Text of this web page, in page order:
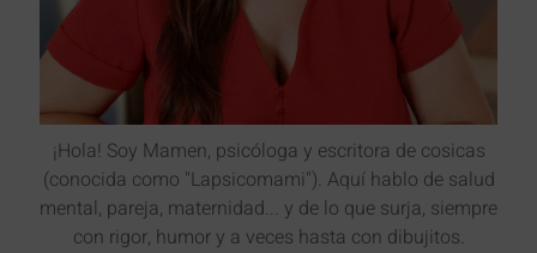
¡Hola! Soy Mamen, psicóloga y escritora de cosicas
(conocida como "Lapsicomami"). Aquí hablo de salud
mental, pareja, maternidad... y de lo que surja, siempre
con rigor, humor y a veces hasta con dibujitos.